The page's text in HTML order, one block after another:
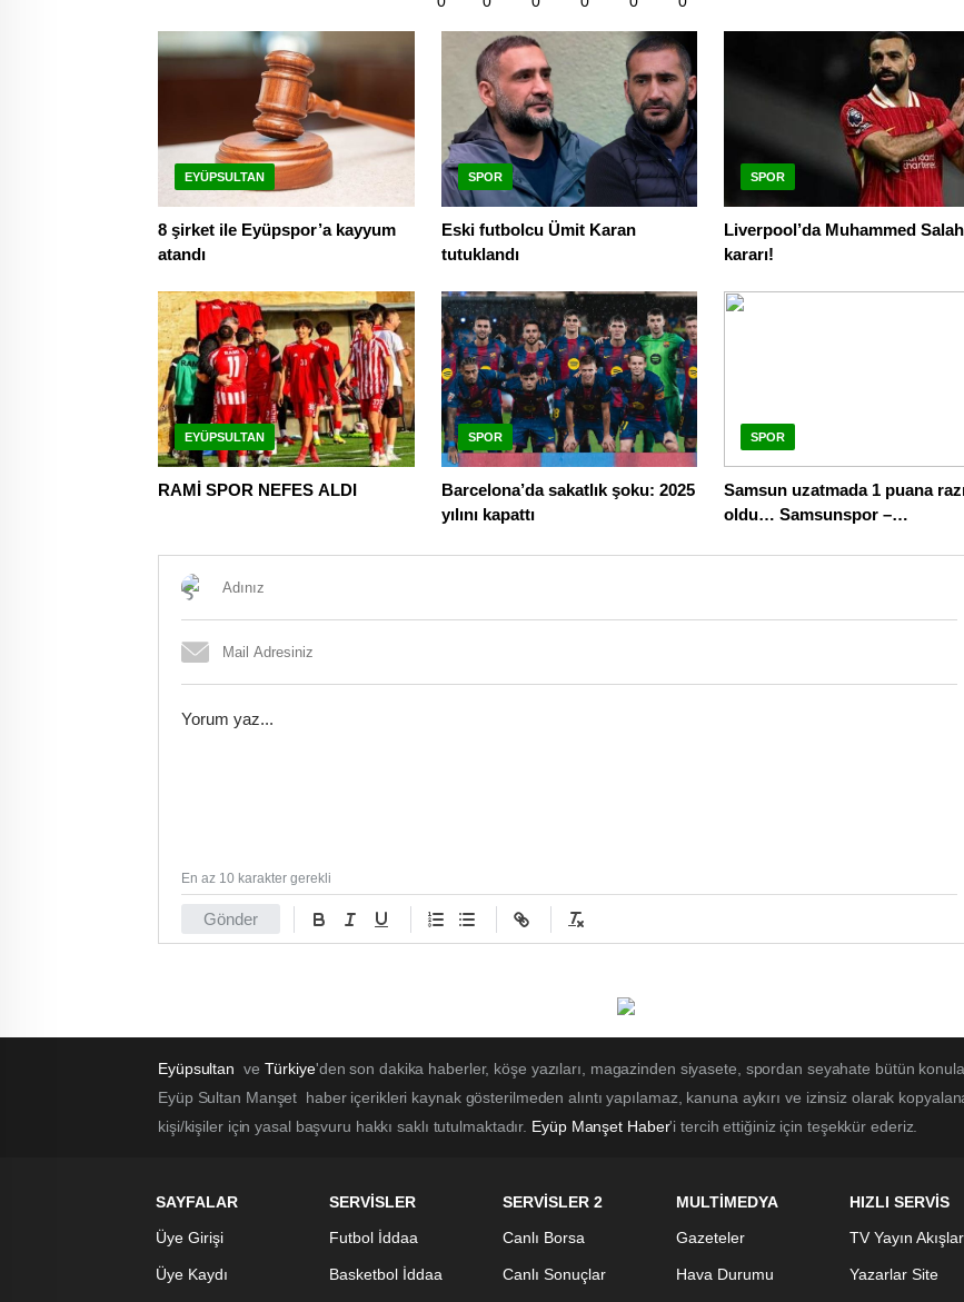
EYÜPSULTAN
8 şirket ile Eyüpspor’a kayyum
atandı
SPOR
Eski futbolcu Ümit Karan
tutuklandı
SPOR
Liverpool’da Muhammed Salah
kararı!
EYÜPSULTAN
RAMİ SPOR NEFES ALDI
SPOR
Barcelona’da sakatlık şoku: 2025
yılını kapattı
SPOR
Samsun uzatmada 1 puana
oldu… Samsunspor –
Gönder
En az 10 karakter gerekli
Eyüpsultan ve Türkiye'den son dakika haberler, köşe yazıları, magazinden siyasete, spordan seyahate bütün
Eyüp Sultan Manşet haber içerikleri kaynak gösterilmeden alıntı yapılamaz, kanuna aykırı ve izinsiz olarak
kişi/kişiler için yasal başvuru hakkı saklı tutulmaktadır. Eyüp Manşet Haber'i tercih ettiğiniz için teşekkür ederiz.
SAYFALAR
Üye Girişi
Üye Kaydı
SERVİSLER
Futbol İddaa
Basketbol İddaa
SERVİSLER 2
Canlı Borsa
Canlı Sonuçlar
MULTİMEDYA
Gazeteler
Hava Durumu
HIZLI SERVİS
TV Yayın
Yazarlar Site